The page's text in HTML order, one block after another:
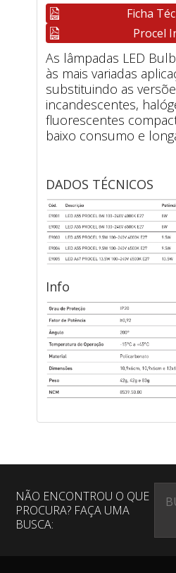
Ficha
Procel
As lâmpadas LED
às mais variadas
substituindo as
incandescentes,
fluorescentes
baixo consumo e
DADOS TÉCNICOS
Info
As lâmpadas LED
desenvolvidas para
lâmpadas
NÃO ENCONTROU O QUE
PROCURA? FAÇA UMA
BUSCA: